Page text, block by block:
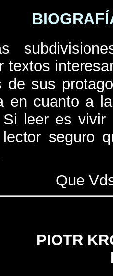
textos
de sus
en cuanto a
Si leer es
seguro
Que
PIOTR